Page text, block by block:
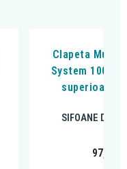
Clapeta
System 100,
superioara
SIFOANE DE
97,79